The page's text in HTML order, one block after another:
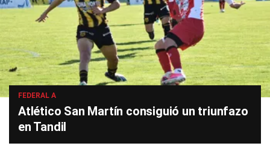
FEDERAL A
Atlético San Martín consiguió un triunfazo
en Tandil